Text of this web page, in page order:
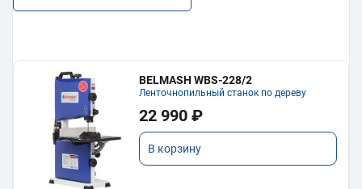
BELMASH WBS-228/2
Ленточнопильный станок по дереву
22 990 ₽
В корзину